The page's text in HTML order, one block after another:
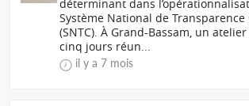
déterminant dans
Système National de
(SNTC). À Grand-Bassam, un
cinq jours réun...
il y a 7 mois